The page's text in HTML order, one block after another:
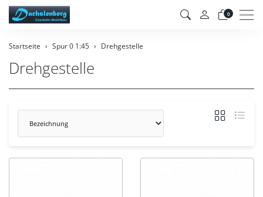
0
Startseite Spur 0 1:45 Drehgestelle
Drehgestelle
Sortierung